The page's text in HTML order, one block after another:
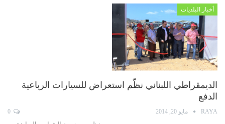
أخبار البلديات
الديمقراطي اللبناني نظّم استعراض للسيارات الرباعية
الدفع
RAYA مايو 20, 2014